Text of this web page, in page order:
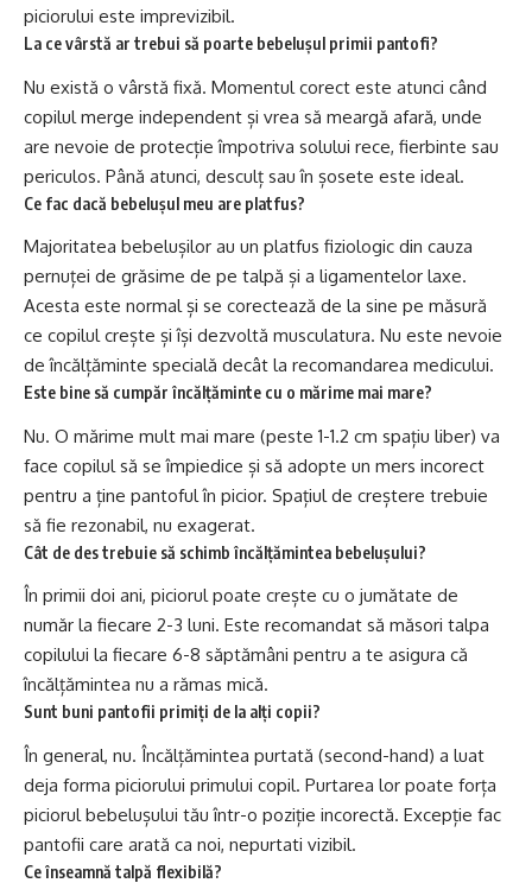
piciorului este imprevizibil.
La ce vârstă ar trebui să poarte bebelușul primii pantofi?
Nu există o vârstă fixă. Momentul corect este atunci când
copilul merge independent și vrea să meargă afară, unde
are nevoie de protecție împotriva solului rece, fierbinte sau
periculos. Până atunci, desculț sau în șosete este ideal.
Ce fac dacă bebelușul meu are platfus?
Majoritatea bebelușilor au un platfus fiziologic din cauza
pernuței de grăsime de pe talpă și a ligamentelor laxe.
Acesta este normal și se corectează de la sine pe măsură
ce copilul crește și își dezvoltă musculatura. Nu este nevoie
de încălțăminte specială decât la recomandarea medicului.
Este bine să cumpăr încălțăminte cu o mărime mai mare?
Nu. O mărime mult mai mare (peste 1-1.2 cm spațiu liber) va
face copilul să se împiedice și să adopte un mers incorect
pentru a ține pantoful în picior. Spațiul de creștere trebuie
să fie rezonabil, nu exagerat.
Cât de des trebuie să schimb încălțămintea bebelușului?
În primii doi ani, piciorul poate crește cu o jumătate de
număr la fiecare 2-3 luni. Este recomandat să măsori talpa
copilului la fiecare 6-8 săptămâni pentru a te asigura că
încălțămintea nu a rămas mică.
Sunt buni pantofii primiți de la alți copii?
În general, nu. Încălțămintea purtată (second-hand) a luat
deja forma piciorului primului copil. Purtarea lor poate forța
piciorul bebelușului tău într-o poziție incorectă. Excepție fac
pantofii care arată ca noi, nepurtati vizibil.
Ce înseamnă talpă flexibilă?